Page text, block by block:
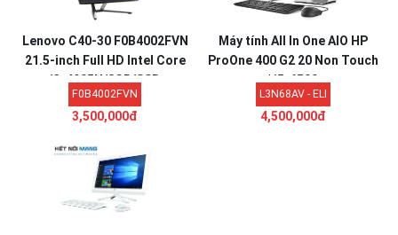
Lenovo C40-30 F0B4002FVN
21.5-inch Full HD Intel Core
i3-4005U/8GB/SSD
256GB/Intel HD
Graphic/Win...
F0B4002FVN
3,500,000đ
Máy tính All In One AIO HP
ProOne 400 G2 20 Non Touch
| i5-6500
L3N68AV - ELI
4,500,000đ